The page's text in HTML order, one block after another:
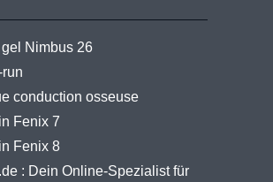
Nimbus 26
conduction osseuse
Fenix 7
Fenix 8
: Dein Online-Spezialist für